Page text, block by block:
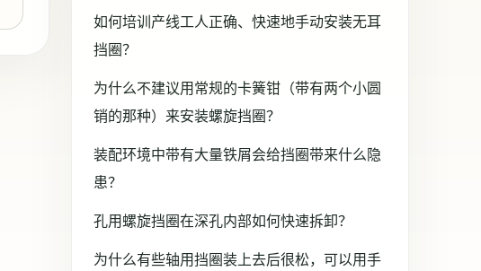
如何培训产线工人正确、快速地手动安装无耳
挡圈？
为什么不建议用常规的卡簧钳（带有两个小圆
销的那种）来安装螺旋挡圈？
装配环境中带有大量铁屑会给挡圈带来什么隐
患？
孔用螺旋挡圈在深孔内部如何快速拆卸？
为什么有些轴用挡圈装上去后很松，可以用手